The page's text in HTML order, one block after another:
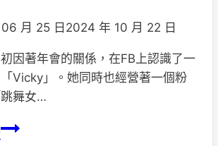
月 25 日2024 年 10 月 22 日
因著年會的關係，在FB上認識了一
Vicky」。她同時也經營著一個粉
舞女…
「跳